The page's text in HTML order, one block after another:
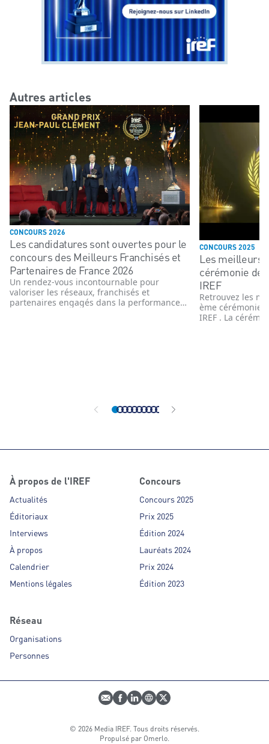
Autres articles
CONCOURS 2026
Les candidatures sont ouvertes pour le
concours des Meilleurs Franchisés et
Partenaires de France 2026
Un rendez-vous incontournable pour
valoriser les réseaux, franchisés et
partenaires engagés dans la performance
CONCOURS 2025
Les meilleurs
cérémonie de
IREF
Retrouvez les
ème cérémonie
IREF . La
À propos de l'IREF
Actualités
Éditoriaux
Interviews
À propos
Calendrier
Mentions légales
Concours
Concours 2025
Prix 2025
Édition 2024
Lauréats 2024
Prix 2024
Édition 2023
Réseau
Organisations
Personnes
E-mailProfil Facebook
Profil LinkedIn
Site webProfil Twitter
© 2026 Media IREF. Tous droits réservés.
Propulsé par Omerlo.